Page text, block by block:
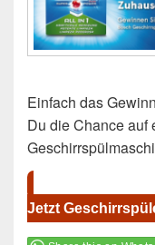
Einfach das
Du die Chance auf
Jetzt